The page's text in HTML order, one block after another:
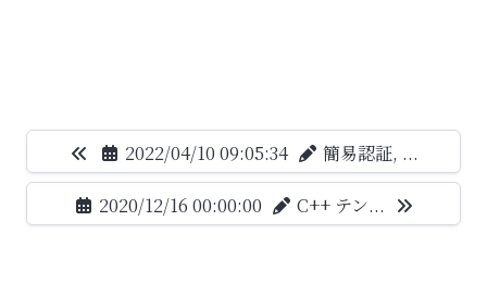
2022/04/10 09:05:34 簡易認証, ...
2020/12/16 00:00:00 C++ テン...